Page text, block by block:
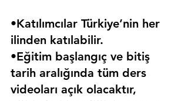
•Katılımcılar Türkiye’nin her
ilinden katılabilir.
•Eğitim başlangıç ve bitiş
tarih aralığında tüm ders
videoları açık olacaktır,